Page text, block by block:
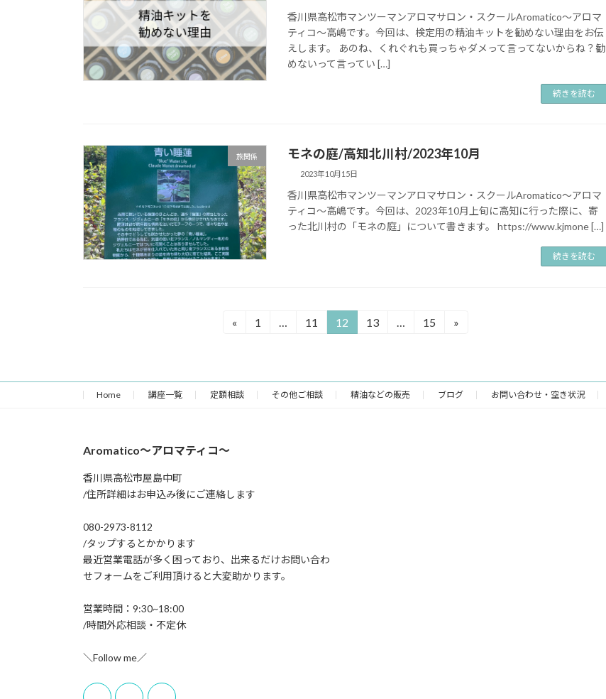
香川県高松市マンツーマンアロマサロン・スクールAromatico～アロマ
ティコ～高嶋です。今回は、検定用の精油キットを勧めない理由をお伝
えします。 あのね、くれぐれも買っちゃダメって言ってないからね？勧
めないって言ってい […]
続きを読む
旅関係 モネの庭/高知北川村/2023年10月
2023年10月15日
香川県高松市マンツーマンアロマサロン・スクールAromatico～アロマ
ティコ～高嶋です。今回は、2023年10月上旬に高知に行った際に、寄
った北川村の「モネの庭」について書きます。 https://www.kjmone […]
続きを読む
の
ペ
ジ
送
り
«
固
ジ
1 …
固
ジ
11
固
ジ
12
固
ジ
13 …
固
ジ
15 »
Home 講座一覧 定額相談 その他ご相談 精油などの販売 ブログ お問い合わせ・空き状況
Aromatico～アロマティコ～
香川県高松市屋島中町
/住所詳細はお申込み後にご連絡します
080-2973-8112
/タップするとかかります
最近営業電話が多く困っており、出来るだけお問い合わ
せフォームをご利用頂けると大変助かります。
営業時間：9:30~18:00
/時間外応相談・不定休
＼Follow me／